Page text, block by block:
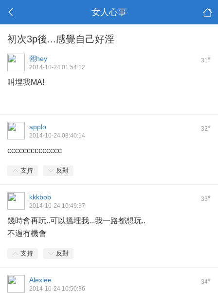
女人心事
初次3p後...感覺自己好淫
31#
熙hey
2014-10-24 01:54:12
叫埋我MA!
32#
applo
2014-10-24 08:40:14
cccccccccccccc
支持 反對
33#
kkkbob
2014-10-24 10:49:37
幾時會再玩..可以搵埋我...我一路都想玩..
不過冇機會
支持 反對
34#
Alexlee
2014-10-24 10:50:36